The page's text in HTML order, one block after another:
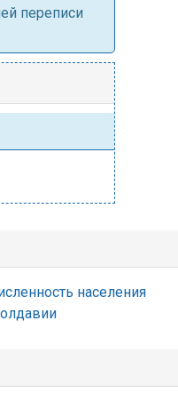
переписи
населения